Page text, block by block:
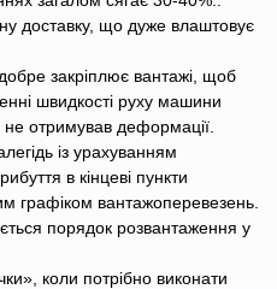
доставку, що дуже влаштовує
закріплює вантажі, щоб
швидкості руху машини
отримував деформації.
із урахуванням
в кінцеві пункти
графіком вантажоперевезень.
порядок розвантаження у
коли потрібно виконати